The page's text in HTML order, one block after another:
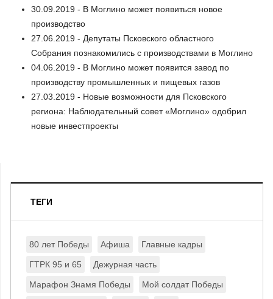
30.09.2019 - В Моглино может появиться новое
производство
27.06.2019 - Депутаты Псковского областного
Собрания познакомились с производствами в Моглино
04.06.2019 - В Моглино может появится завод по
производству промышленных и пищевых газов
27.03.2019 - Новые возможности для Псковского
региона: Наблюдательный совет «Моглино» одобрил
новые инвестпроекты
ТЕГИ
80 лет Победы Афиша Главные кадры
ГТРК 95 и 65 Дежурная часть
Марафон Знамя Победы Мой солдат Победы